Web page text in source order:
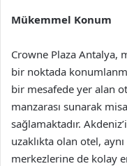
Mükemmel Konum
Crowne Plaza Antalya,
bir noktada
bir mesafede yer alan
manzarası sunarak
sağlamaktadır.
uzaklıkta olan otel,
merkezlerine de kolay